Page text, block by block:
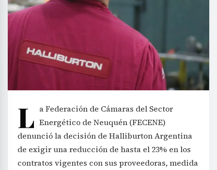
L a Federación de Cámaras del Sector
Energético de Neuquén (FECENE)
denunció la decisión de Halliburton Argentina
de exigir una reducción de hasta el 23% en los
contratos vigentes con sus proveedoras, medida